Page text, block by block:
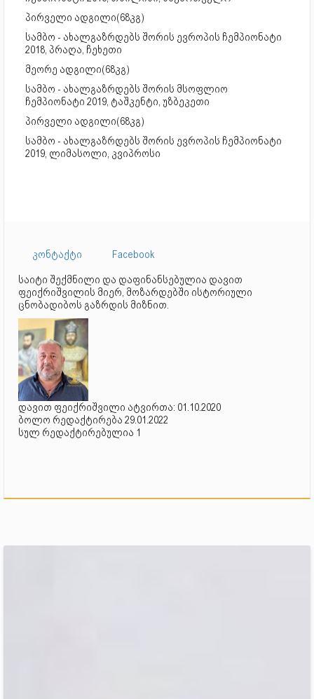
პირველი ადგილი(68კგ)
სამბო - ახალგაზრდებს შორის ევროპის ჩემპიონატი
2018, პრაღა, ჩეხეთი
მეორე ადგილი(68კგ)
სამბო - ახალგაზრდებს შორის მსოფლიო
ჩემპიონატი 2019, ტაშკენტი, უზბეკეთი
პირველი ადგილი(68კგ)
სამბო - ახალგაზრდებს შორის ევროპის ჩემპიონატი
2019, ლიმასოლი, კვიპროსი
კონტაქტი
Facebook
საიტი შექმნილი და დაფინანსებულია დავით
ფეიქრიშვილის მიერ, მოზარდებში ისტორიული
ცნობადიბოს გაზრდის მიზნით.
დავით ფეიქრიშვილი ატვირთა: 01.10.2020
ბოლო რედაქტირება 29.01.2022
სულ რედაქტირებულია 1